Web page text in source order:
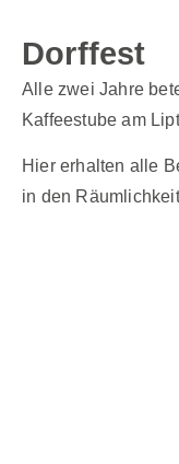
Dorffest
Alle zwei Jahre
Kaffeestube am
Hier erhalten alle
in den